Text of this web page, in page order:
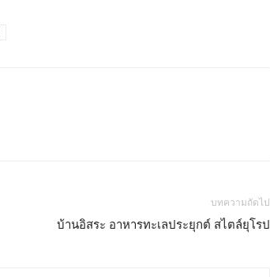
บทความถัดไป
บ้านอิสระ อาหารทะเลประยุกต์ สไตล์ยุโรป